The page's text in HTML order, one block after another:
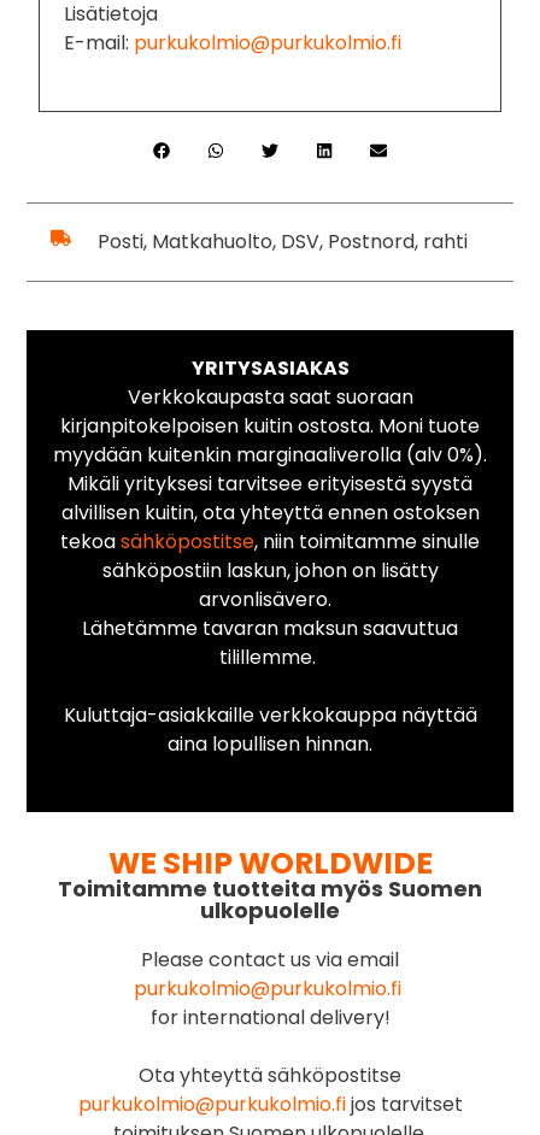
Lisätietoja
E-mail: purkukolmio@purkukolmio.fi
Posti, Matkahuolto, DSV, Postnord, rahti
YRITYSASIAKAS
Verkkokaupasta saat suoraan
kirjanpitokelpoisen kuitin ostosta. Moni tuote
myydään kuitenkin marginaaliverolla (alv 0%).
Mikäli yrityksesi tarvitsee erityisestä syystä
alvillisen kuitin, ota yhteyttä ennen ostoksen
tekoasähköpostitse, niin toimitamme sinulle
sähköpostiin laskun, johon on lisätty
arvonlisävero.
Lähetämme tavaran maksun saavuttua
tilillemme.
Kuluttaja-asiakkaille verkkokauppa näyttää
aina lopullisen hinnan.
WE SHIP WORLDWIDE
Toimitamme tuotteita myös Suomen
ulkopuolelle
Please contact us via email
purkukolmio@purkukolmio.fi
for international delivery!
Ota yhteyttä sähköpostitse
purkukolmio@purkukolmio.fijos tarvitset